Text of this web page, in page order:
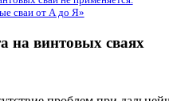
сваи от А до Я»
на винтовых сваях